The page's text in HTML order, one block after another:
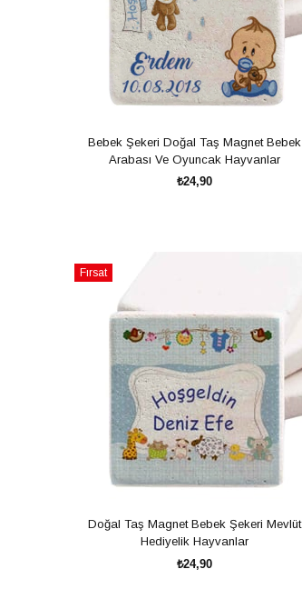
Bebek Şekeri Doğal Taş Magnet Bebek
Arabası Ve Oyuncak Hayvanlar
₺24,90
Fırsat
Doğal Taş Magnet Bebek Şekeri Mevlüt
Hediyelik Hayvanlar
₺24,90